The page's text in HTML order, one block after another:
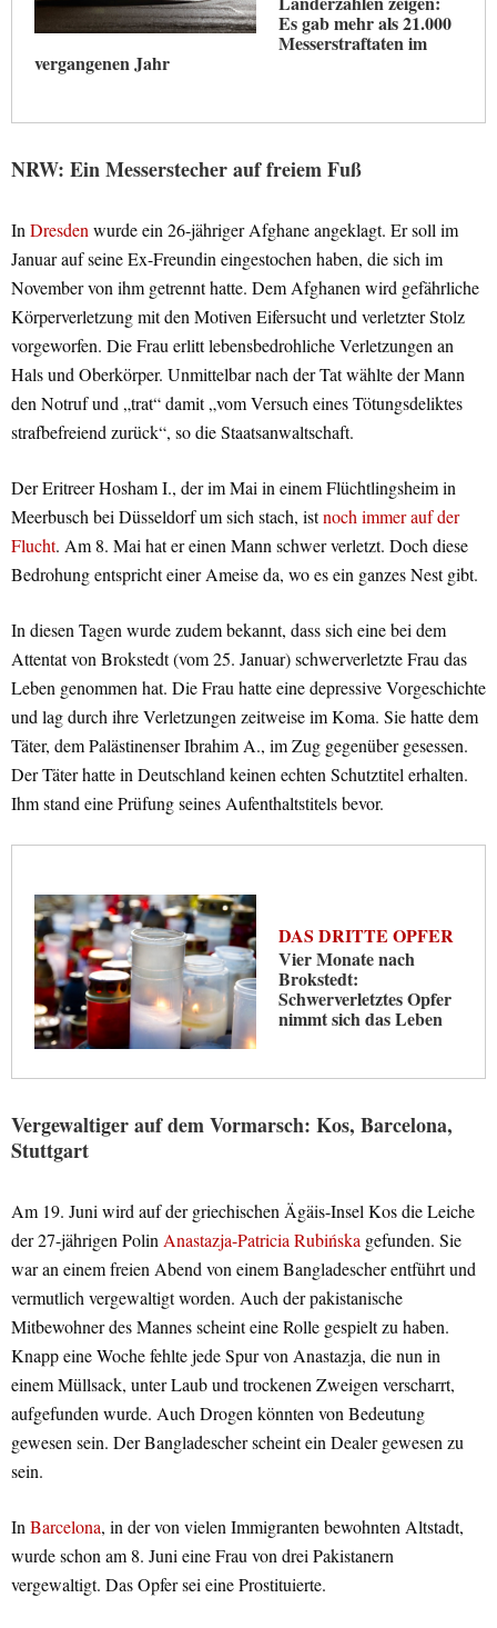
Es gab mehr als 21.000
Messerstraftaten im
vergangenen Jahr
NRW: Ein Messerstecher auf freiem Fuß
In Dresden wurde ein 26-jähriger Afghane angeklagt. Er soll im
Januar auf seine Ex-Freundin eingestochen haben, die sich im
November von ihm getrennt hatte. Dem Afghanen wird gefährliche
Körperverletzung mit den Motiven Eifersucht und verletzter Stolz
vorgeworfen. Die Frau erlitt lebensbedrohliche Verletzungen an
Hals und Oberkörper. Unmittelbar nach der Tat wählte der Mann
den Notruf und „trat“ damit „vom Versuch eines Tötungsdeliktes
strafbefreiend zurück“, so die Staatsanwaltschaft.
Der Eritreer Hosham I., der im Mai in einem Flüchtlingsheim in
Meerbusch bei Düsseldorf um sich stach, istnoch immer auf der
Flucht. Am 8. Mai hat er einen Mann schwer verletzt. Doch diese
Bedrohung entspricht einer Ameise da, wo es ein ganzes Nest gibt.
In diesen Tagen wurde zudem bekannt, dass sich eine bei dem
Attentat von Brokstedt (vom 25. Januar) schwerverletzte Frau das
Leben genommen hat. Die Frau hatte eine depressive Vorgeschichte
und lag durch ihre Verletzungen zeitweise im Koma. Sie hatte dem
Täter, dem Palästinenser Ibrahim A., im Zug gegenüber gesessen.
Der Täter hatte in Deutschland keinen echten Schutztitel erhalten.
Ihm stand eine Prüfung seines Aufenthaltstitels bevor.
DAS DRITTE OPFER
Vier Monate nach
Brokstedt:
Schwerverletztes Opfer
nimmt sich das Leben
Vergewaltiger auf dem Vormarsch: Kos, Barcelona,
Stuttgart
Am 19. Juni wird auf der griechischen Ägäis-Insel Kos die Leiche
der 27-jährigen Polin Anastazja-Patricia Rubińska gefunden. Sie
war an einem freien Abend von einem Bangladescher entführt und
vermutlich vergewaltigt worden. Auch der pakistanische
Mitbewohner des Mannes scheint eine Rolle gespielt zu haben.
Knapp eine Woche fehlte jede Spur von Anastazja, die nun in
einem Müllsack, unter Laub und trockenen Zweigen verscharrt,
aufgefunden wurde. Auch Drogen könnten von Bedeutung
gewesen sein. Der Bangladescher scheint ein Dealer gewesen zu
sein.
In Barcelona, in der von vielen Immigranten bewohnten Altstadt,
wurde schon am 8. Juni eine Frau von drei Pakistanern
vergewaltigt. Das Opfer sei eine Prostituierte.